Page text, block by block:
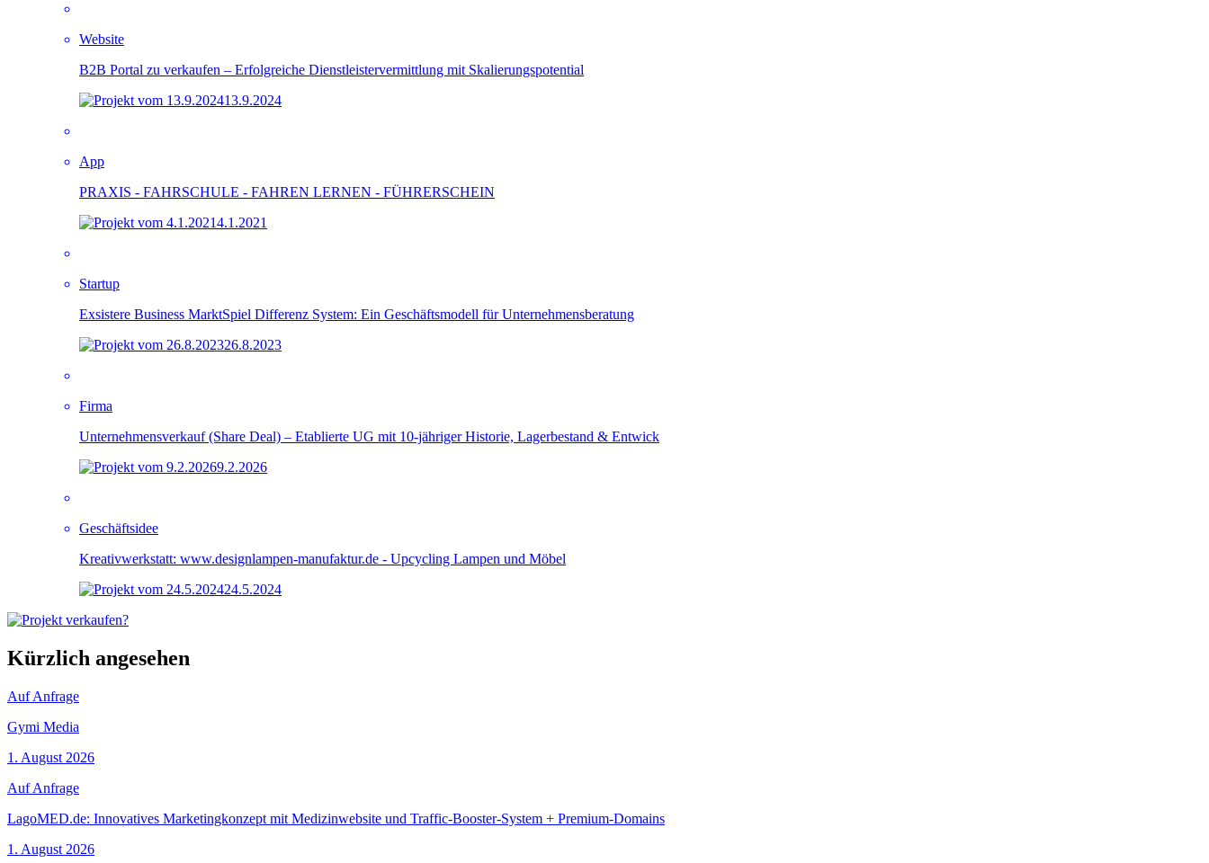
Website
B2B Portal zu verkaufen – Erfolgreiche Dienstleistervermittlung mit Skalierungspotential
13.9.2024
App
PRAXIS - FAHRSCHULE - FAHREN LERNEN - FÜHRERSCHEIN
4.1.2021
Startup
Exsistere Business MarktSpiel Differenz System: Ein Geschäftsmodell für Unternehmensberatung
26.8.2023
Firma
Unternehmensverkauf (Share Deal) – Etablierte UG mit 10-jähriger Historie, Lagerbestand & Entwick
9.2.2026
Geschäftsidee
Kreativwerkstatt: www.designlampen-manufaktur.de - Upcycling Lampen und Möbel
24.5.2024
Kürzlich angesehen
Auf Anfrage
Gymi Media
1. August 2026
Auf Anfrage
LagoMED.de: Innovatives Marketingkonzept mit Medizinwebsite und Traffic-Booster-System + Premium-Domains
1. August 2026